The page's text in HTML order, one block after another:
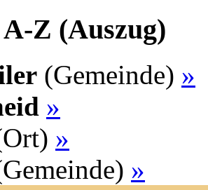
Z (Auszug)
(Gemeinde) »
»
»
»